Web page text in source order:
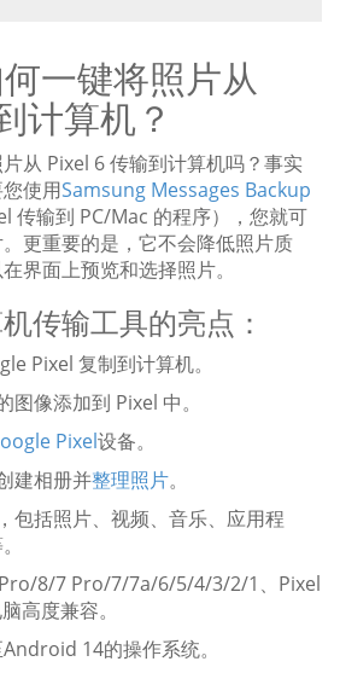
一键将照片从
计算机？
从 Pixel 6 传输到计算机吗？事实
使用Samsung Messages Backup
传输到 PC/Mac 的程序），您就可
更重要的是，它不会降低照片质
界面上预览和选择照片。
传输工具的亮点：
Pixel 复制到计算机。
像添加到 Pixel 中。
Pixel设备。
建相册并整理照片。
包括照片、视频、音乐、应用程
8/7 Pro/7/7a/6/5/4/3/2/1、Pixel
高度兼容。
14的操作系统。